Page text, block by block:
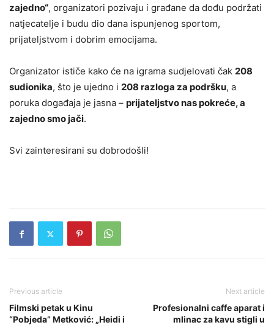
zajedno“, organizatori pozivaju i građane da dođu podržati
natjecatelje i budu dio dana ispunjenog sportom,
prijateljstvom i dobrim emocijama.
Organizator ističe kako će na igrama sudjelovati čak 208
sudionika, što je ujedno i 208 razloga za podršku, a
poruka događaja je jasna – prijateljstvo nas pokreće, a
zajedno smo jači.
Svi zainteresirani su dobrodošli!
Previous article
Filmski petak u Kinu
“Pobjeda” Metković: „Heidi i
Next article
Profesionalni caffe aparat i
mlinac za kavu stigli u